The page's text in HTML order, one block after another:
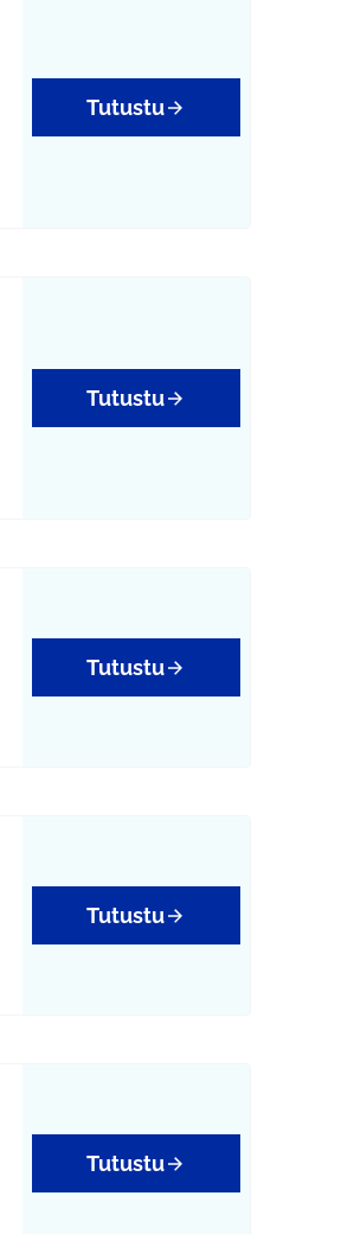
Tutustu
Tutustu
Tutustu
Tutustu
Tutustu